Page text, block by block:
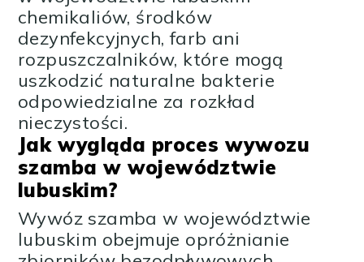
chemikaliów, środków
dezynfekcyjnych, farb ani
rozpuszczalników, które mogą
uszkodzić naturalne bakterie
odpowiedzialne za rozkład
nieczystości.
Jak wygląda proces wywozu
szamba w województwie
lubuskim?
Wywóz szamba w województwie
lubuskim obejmuje opróżnianie